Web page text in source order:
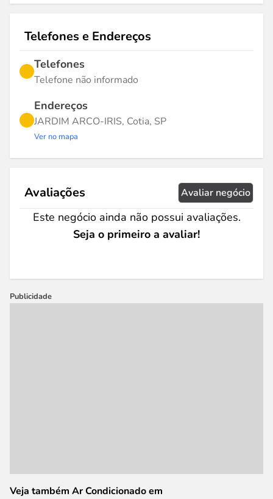
Telefones e Endereços
Telefones
Telefone não informado
Endereços
JARDIM ARCO-IRIS, Cotia, SP
Ver no mapa
Avaliações Avaliar negócio
Este negócio ainda não possui avaliações.
Seja o primeiro a avaliar!
Publicidade
Veja também Ar Condicionado em